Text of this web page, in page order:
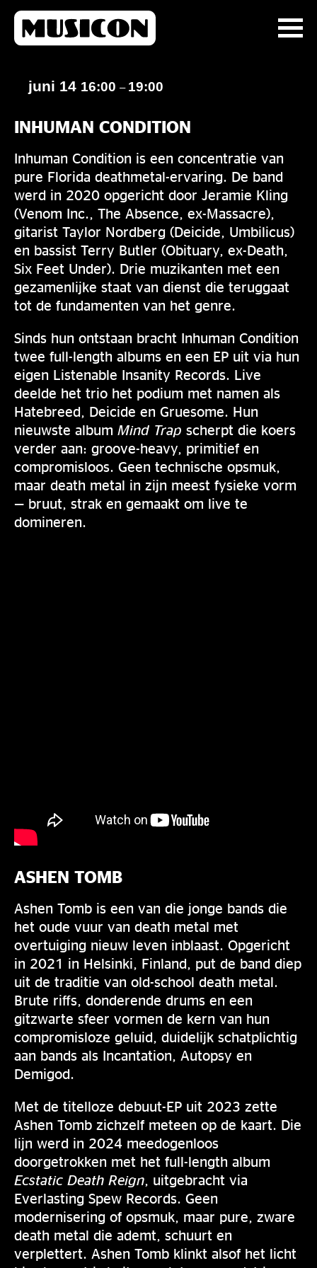
juni 14 16:00 – 19:00
INHUMAN CONDITION
Inhuman Condition is een concentratie van
pure Florida deathmetal-ervaring. De band
werd in 2020 opgericht door Jeramie Kling
(Venom Inc., The Absence, ex-Massacre),
gitarist Taylor Nordberg (Deicide, Umbilicus)
en bassist Terry Butler (Obituary, ex-Death,
Six Feet Under). Drie muzikanten met een
gezamenlijke staat van dienst die teruggaat
tot de fundamenten van het genre.
Sinds hun ontstaan bracht Inhuman Condition
twee full-length albums en een EP uit via hun
eigen Listenable Insanity Records. Live
deelde het trio het podium met namen als
Hatebreed, Deicide en Gruesome. Hun
nieuwste album Mind Trap scherpt die koers
verder aan: groove-heavy, primitief en
compromisloos. Geen technische opsmuk,
maar death metal in zijn meest fysieke vorm
— bruut, strak en gemaakt om live te
domineren.
ASHEN TOMB
Ashen Tomb is een van die jonge bands die
het oude vuur van death metal met
overtuiging nieuw leven inblaast. Opgericht
in 2021 in Helsinki, Finland, put de band diep
uit de traditie van old-school death metal.
Brute riffs, donderende drums en een
gitzwarte sfeer vormen de kern van hun
compromisloze geluid, duidelijk schatplichtig
aan bands als Incantation, Autopsy en
Demigod.
Met de titelloze debuut-EP uit 2023 zette
Ashen Tomb zichzelf meteen op de kaart. Die
lijn werd in 2024 meedogenloos
doorgetrokken met het full-length album
Ecstatic Death Reign , uitgebracht via
Everlasting Spew Records. Geen
modernisering of opsmuk, maar pure, zware
death metal die ademt, schuurt en
verplettert. Ashen Tomb klinkt alsof het licht